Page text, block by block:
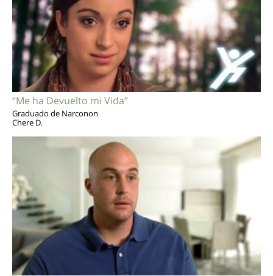
“Me ha Devuelto mi Vida”
Graduado de Narconon
Chere D.